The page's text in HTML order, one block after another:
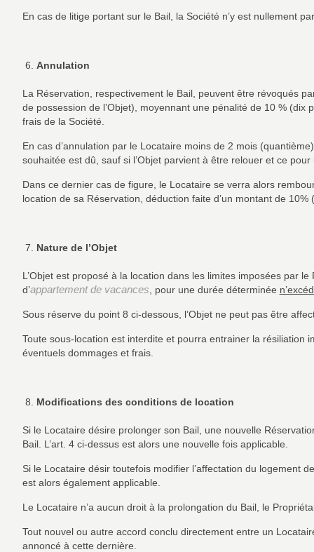
En cas de litige portant sur le Bail, la Société n’y est nullement
Annulation
La Réservation, respectivement le Bail, peuvent être révoqués
de possession de l’Objet), moyennant une pénalité de 10 %
frais de la Société.
En cas d’annulation par le Locataire moins de 2 mois
souhaitée est dû, sauf si l’Objet parvient à être relouer et ce
Dans ce dernier cas de figure, le Locataire se verra alors
location de sa Réservation, déduction faite d’un montant de
Nature de l’Objet
L’Objet est proposé à la location dans les limites imposées par
d’appartement de vacances , pour une durée déterminée
Sous réserve du point 8 ci-dessous, l’Objet ne peut pas être
Toute sous-location est interdite et pourra entrainer la résiliation
éventuels dommages et frais.
Modifications des conditions de location
Si le Locataire désire prolonger son Bail, une nouvelle
Bail. L’art. 4 ci-dessus est alors une nouvelle fois applicable.
Si le Locataire désir toutefois modifier l’affectation du logement
est alors également applicable.
Le Locataire n’a aucun droit à la prolongation du Bail, le
Tout nouvel ou autre accord conclu directement entre un
annoncé à cette dernière.